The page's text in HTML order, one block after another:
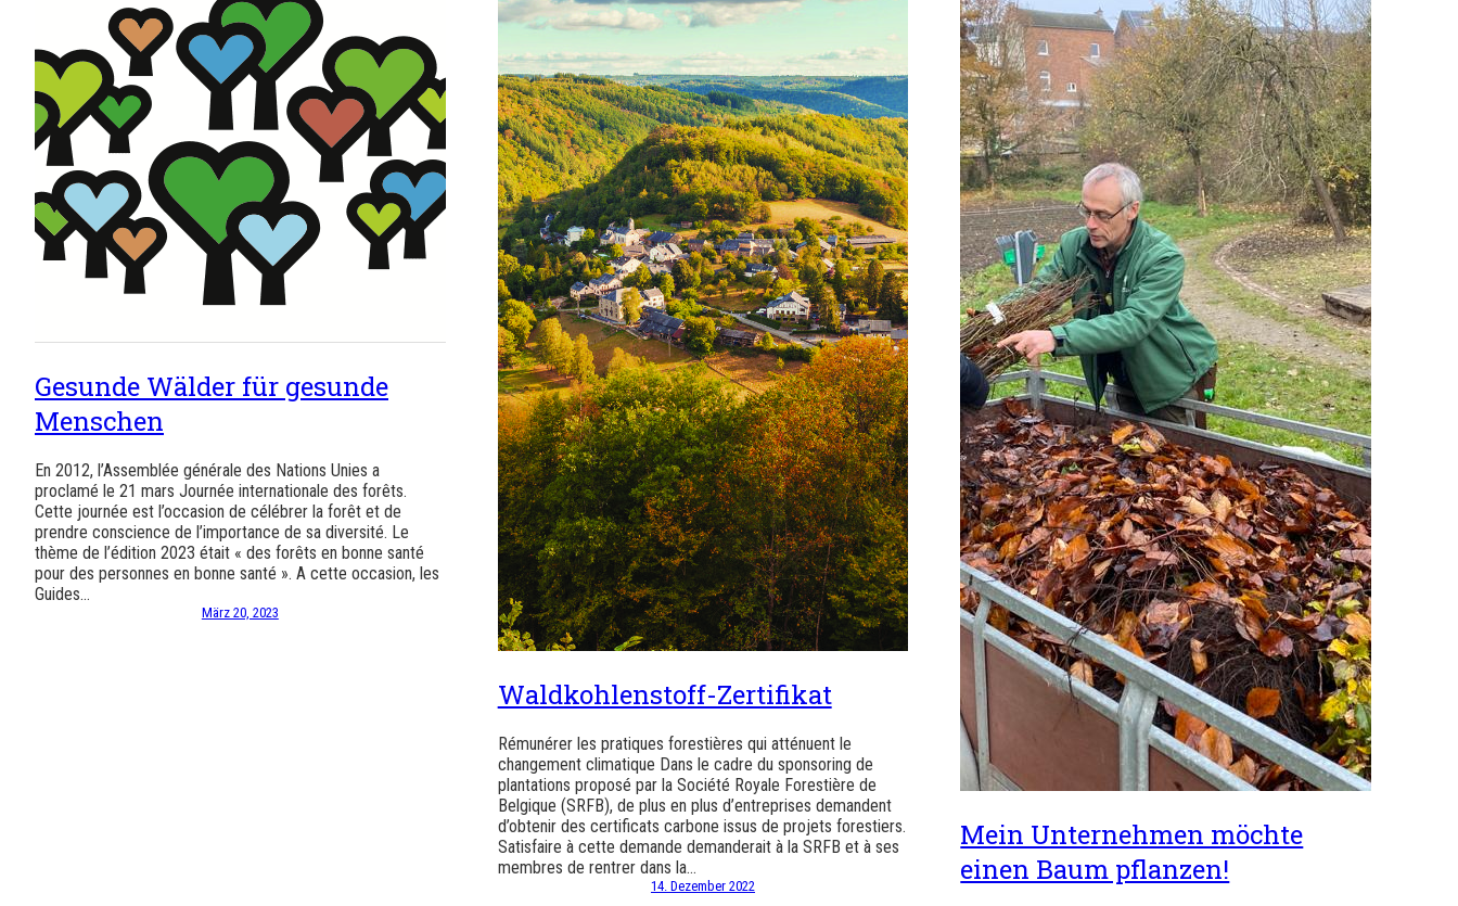
Gesunde Wälder für gesunde
Menschen
En 2012, l’Assemblée générale des Nations Unies a
proclamé le 21 mars Journée internationale des forêts.
Cette journée est l’occasion de célébrer la forêt et de
prendre conscience de l’importance de sa diversité. Le
thème de l’édition 2023 était « des forêts en bonne santé
pour des personnes en bonne santé ». A cette occasion, les
Guides…
März 20, 2023
Waldkohlenstoff-Zertifikat
Rémunérer les pratiques forestières qui atténuent le
changement climatique Dans le cadre du sponsoring de
plantations proposé par la Société Royale Forestière de
Belgique (SRFB), de plus en plus d’entreprises demandent
d’obtenir des certificats carbone issus de projets forestiers.
Satisfaire à cette demande demanderait à la SRFB et à ses
membres de rentrer dans la…
14. Dezember 2022
Mein Unternehmen möchte
einen Baum pflanzen!